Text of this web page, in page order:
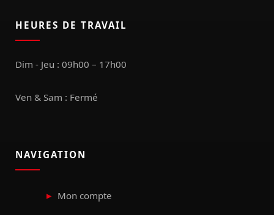
HEURES DE TRAVAIL
Dim - Jeu : 09h00 – 17h00
Ven & Sam : Fermé
NAVIGATION
Mon compte